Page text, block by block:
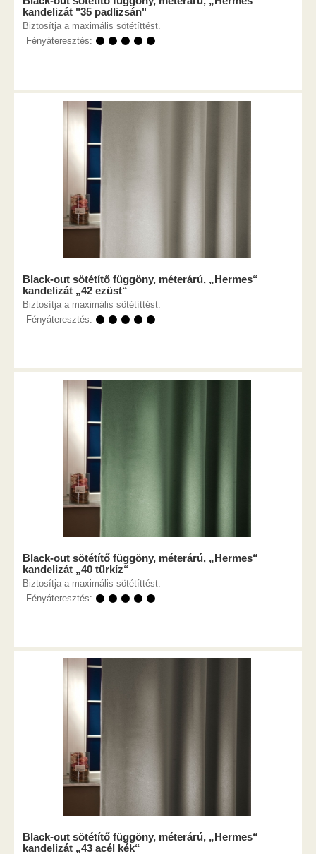
kandelizát "35 padlizsán"
Biztosítja a maximális sötétíttést.
Fényáteresztés: ⚫ ⚫ ⚫ ⚫ ⚫
Black-out sötétítő függöny, méterárú, „Hermes“
kandelizát „42 ezüst“
Biztosítja a maximális sötétíttést.
Fényáteresztés: ⚫ ⚫ ⚫ ⚫ ⚫
Black-out sötétítő függöny, méterárú, „Hermes“
kandelizát „40 türkíz“
Biztosítja a maximális sötétíttést.
Fényáteresztés: ⚫ ⚫ ⚫ ⚫ ⚫
Black-out sötétítő függöny, méterárú, „Hermes“
kandelizát „43 acél kék“